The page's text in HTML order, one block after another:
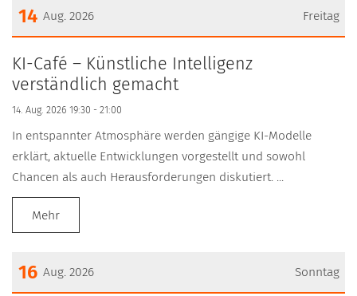
Freitag
14 Aug. 2026
Datum: 14. August 2026
KI-Café – Künstliche Intelligenz
verständlich gemacht
14. Aug. 2026 19:30 - 21:00
In entspannter Atmosphäre werden gängige KI-Modelle
erklärt, aktuelle Entwicklungen vorgestellt und sowohl
Chancen als auch Herausforderungen diskutiert. ...
Mehr
Sonntag
16 Aug. 2026